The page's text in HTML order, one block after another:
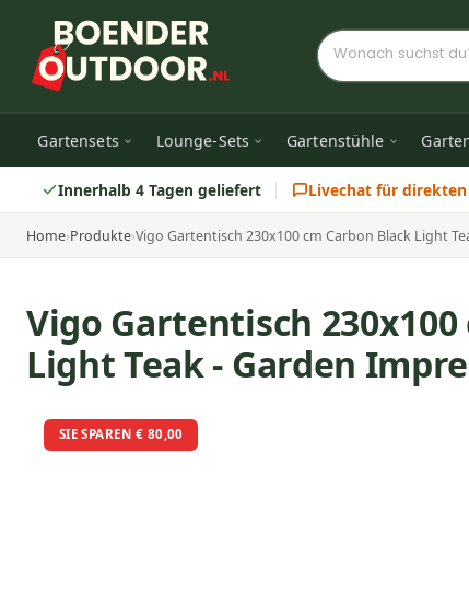
Gartensets Lounge-Sets Gartenstühle
Innerhalb 4 Tagen geliefert Livechat für
Home›Produkte›Vigo Gartentisch 230x100 cm Carbon Black Light
Vigo Gartentisch
Light Teak - Garden
SIE SPAREN € 80,00